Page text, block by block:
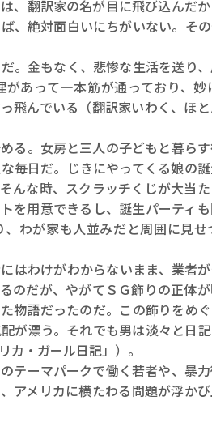
、翻訳家の名が目に飛び込んだ
、絶対面白いにちがいない。そ
。金もなく、悲惨な生活を送り
あって一本筋が通っており、
飛んでいる（翻訳家いわく、ほ
る。女房と三人の子どもと暮ら
毎日だ。じきにやってくる娘の
んな時、スクラッチくじが大当
を用意できるし、誕生パーティ
わが家も人並みだと周囲に見
わけがわからないまま、業者
のだが、やがてＳＧ飾りの正体
物語だったのだ。この飾りをめ
が漂う。それでも男は淡々と日
カ・ガール日記」）。
テーマパークで働く若者や、暴
アメリカに横たわる問題が浮か